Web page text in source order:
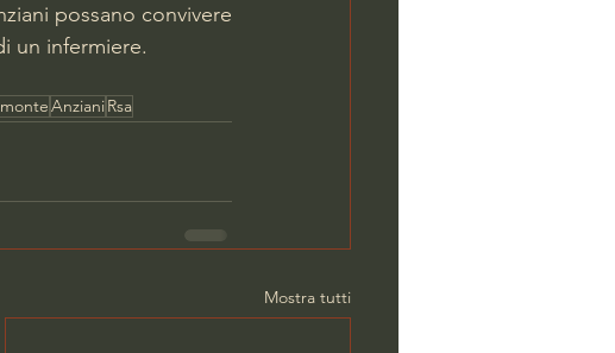
possano convivere
un infermiere.
AnzianiRsa
Mostra tutti